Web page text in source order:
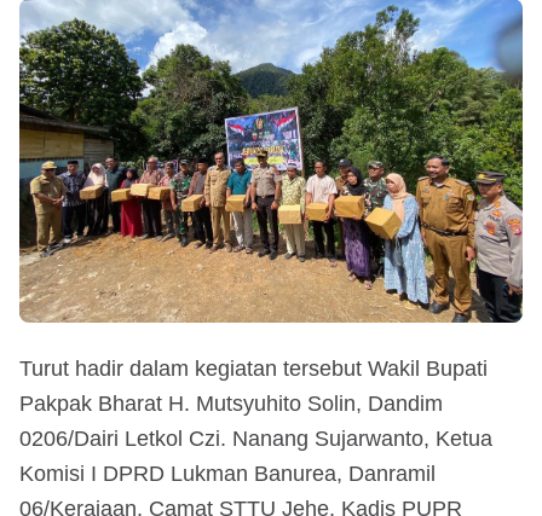
Turut hadir dalam kegiatan tersebut Wakil Bupati
Pakpak Bharat H. Mutsyuhito Solin, Dandim
0206/Dairi Letkol Czi. Nanang Sujarwanto, Ketua
Komisi I DPRD Lukman Banurea, Danramil
06/Kerajaan, Camat STTU Jehe, Kadis PUPR